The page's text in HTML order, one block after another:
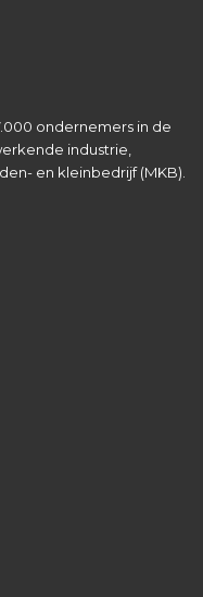
ondernemers in de
industrie,
en kleinbedrijf (MKB).